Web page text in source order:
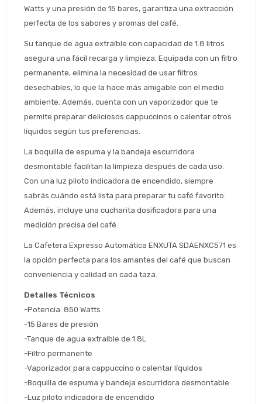
Watts y una presión de 15 bares, garantiza una extracción
perfecta de los sabores y aromas del café.
Su tanque de agua extraíble con capacidad de 1.8 litros
asegura una fácil recarga y limpieza. Equipada con un filtro
permanente, elimina la necesidad de usar filtros
desechables, lo que la hace más amigable con el medio
ambiente. Además, cuenta con un vaporizador que te
permite preparar deliciosos cappuccinos o calentar otros
líquidos según tus preferencias.
La boquilla de espuma y la bandeja escurridora
desmontable facilitan la limpieza después de cada uso.
Con una luz piloto indicadora de encendido, siempre
sabrás cuándo está lista para preparar tu café favorito.
Además, incluye una cucharita dosificadora para una
medición precisa del café.
La Cafetera Expresso Automática ENXUTA SDAENXC571 es
la opción perfecta para los amantes del café que buscan
conveniencia y calidad en cada taza.
Detalles Técnicos
-Potencia: 850 Watts
-15 Bares de presión
-Tanque de agua extraíble de 1.8L
-Filtro permanente
-Vaporizador para cappuccino o calentar líquidos
-Boquilla de espuma y bandeja escurridora desmontable
-Luz piloto indicadora de encendido
Comprá ahora y Pagá
Después, hasta en 12
cuotas y sin tocar tu
tarjeta de crédito
* sujeto aprobación crediticia
Fecha de nacimiento
Continuar
Estimado/a
Después.
¡Tenés hasta
para comprar en las cuotas
que prefieras!
Elegí tus productos preferidos
Seleccioná Pago Después como metodo
de pago
Ups!
Parece que no tenes oferta, lamentamos
el inconveniente, por cualquier duda
contactanos en
¡Algo salió mal!
Por favor intenta nuevamente mas tarde.